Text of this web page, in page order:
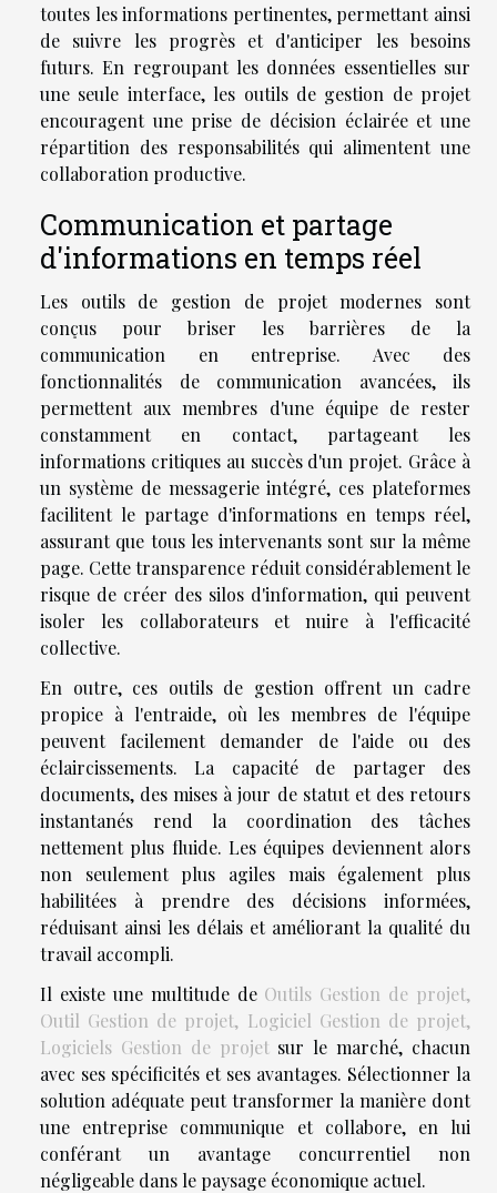
toutes les informations pertinentes, permettant ainsi
de suivre les progrès et d'anticiper les besoins
futurs. En regroupant les données essentielles sur
une seule interface, les outils de gestion de projet
encouragent une prise de décision éclairée et une
répartition des responsabilités qui alimentent une
collaboration productive.
Communication et partage
d'informations en temps réel
Les outils de gestion de projet modernes sont
conçus pour briser les barrières de la
communication en entreprise. Avec des
fonctionnalités de communication avancées, ils
permettent aux membres d'une équipe de rester
constamment en contact, partageant les
informations critiques au succès d'un projet. Grâce à
un système de messagerie intégré, ces plateformes
facilitent le partage d'informations en temps réel,
assurant que tous les intervenants sont sur la même
page. Cette transparence réduit considérablement le
risque de créer des silos d'information, qui peuvent
isoler les collaborateurs et nuire à l'efficacité
collective.
En outre, ces outils de gestion offrent un cadre
propice à l'entraide, où les membres de l'équipe
peuvent facilement demander de l'aide ou des
éclaircissements. La capacité de partager des
documents, des mises à jour de statut et des retours
instantanés rend la coordination des tâches
nettement plus fluide. Les équipes deviennent alors
non seulement plus agiles mais également plus
habilitées à prendre des décisions informées,
réduisant ainsi les délais et améliorant la qualité du
travail accompli.
Il existe une multitude de Outils Gestion de projet,
Outil Gestion de projet, Logiciel Gestion de projet,
Logiciels Gestion de projet sur le marché, chacun
avec ses spécificités et ses avantages. Sélectionner la
solution adéquate peut transformer la manière dont
une entreprise communique et collabore, en lui
conférant un avantage concurrentiel non
négligeable dans le paysage économique actuel.